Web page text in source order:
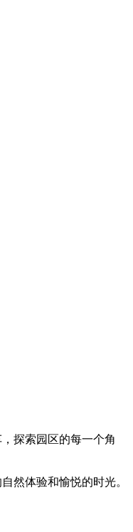
探索园区的每一个角
然体验和愉悦的时光。